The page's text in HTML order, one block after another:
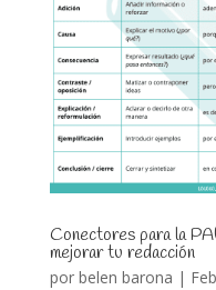
Conectores para la
mejorar tu redacción
por belen barona |